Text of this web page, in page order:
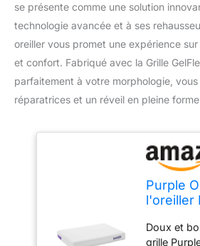
se présente comme une solution
technologie avancée et à ses
oreiller vous promet une expérience
et confort. Fabriqué avec la Grille
parfaitement à votre morphologie,
réparatrices et un réveil en pleine
Purple
l'oreiller
Science
Doux et
grille